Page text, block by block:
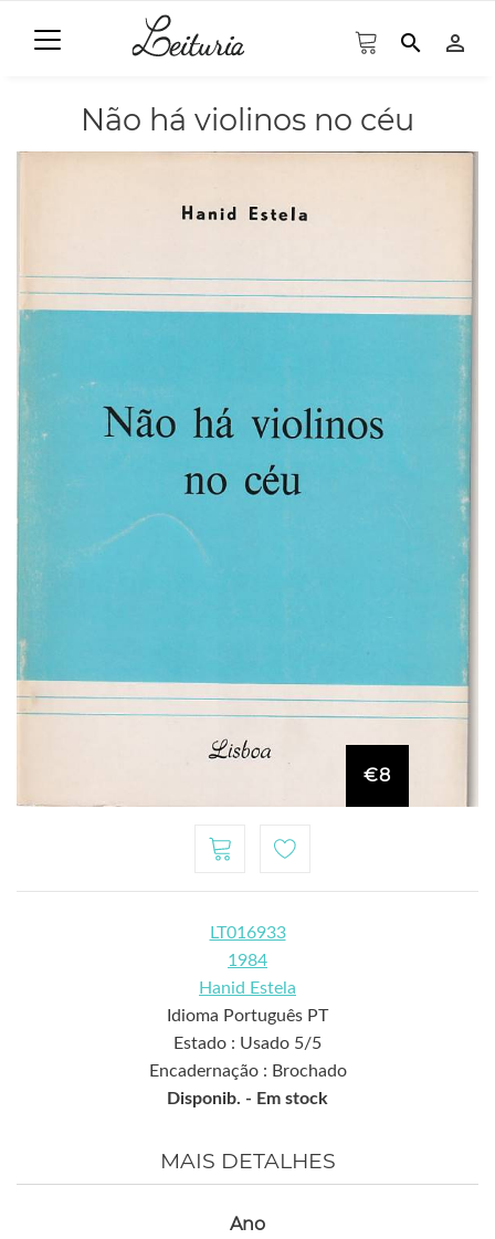
search person_outline
Não há violinos no céu
€8
LT016933
1984
Hanid Estela
Idioma Português PT
Estado : Usado 5/5
Encadernação : Brochado
Disponib. - Em stock
MAIS DETALHES
Ano